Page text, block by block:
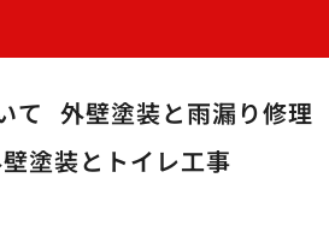
て 外壁塗装と雨漏り修理
塗装とトイレ工事